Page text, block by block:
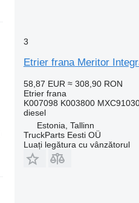
3
Etrier frana Meritor
58,87 EUR ≈ 308,90 RON
Etrier frana
K007098 K003800
diesel
Estonia, Tallinn
TruckParts Eesti OÜ
Luați legătura cu vânzătorul